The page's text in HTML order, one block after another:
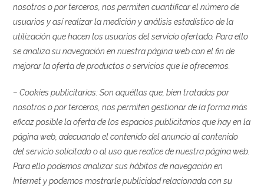
nosotros o por terceros, nos permiten cuantificar el número de
usuarios y así realizar la medición y análisis estadístico de la
utilización que hacen los usuarios del servicio ofertado. Para ello
se analiza su navegación en nuestra página web con el fin de
mejorar la oferta de productos o servicios que le ofrecemos.
– Cookies publicitarias: Son aquéllas que, bien tratadas por
nosotros o por terceros, nos permiten gestionar de la forma más
eficaz posible la oferta de los espacios publicitarios que hay en la
página web, adecuando el contenido del anuncio al contenido
del servicio solicitado o al uso que realice de nuestra página web.
Para ello podemos analizar sus hábitos de navegación en
Internet y podemos mostrarle publicidad relacionada con su